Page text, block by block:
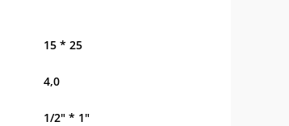
15 * 25
4,0
1/2" * 1"